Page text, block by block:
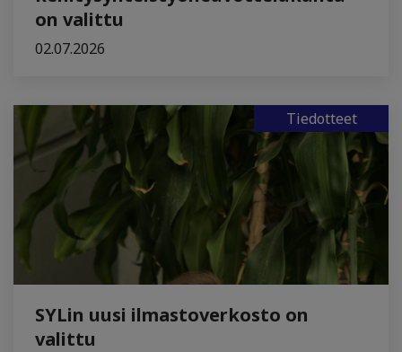
on valittu
02.07.2026
Tiedotteet
SYLin uusi ilmastoverkosto on
valittu